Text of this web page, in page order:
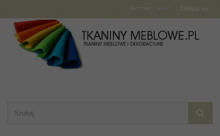
Zaloguj się
Kontakt z nami